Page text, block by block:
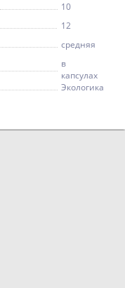
10
12
средняя
в
капсулах
Экологика